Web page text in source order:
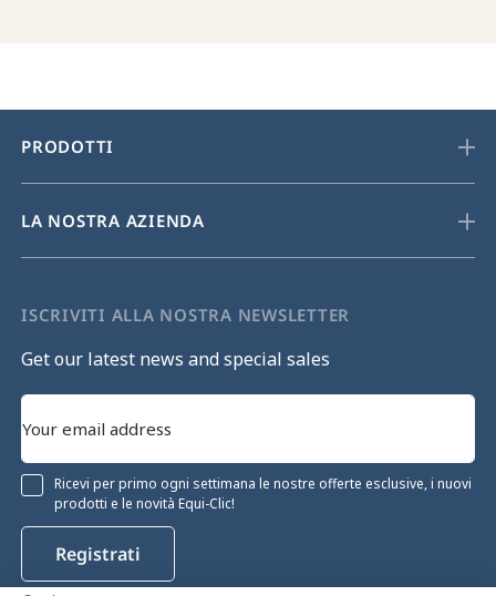
PRODOTTI
LA NOSTRA AZIENDA
ISCRIVITI ALLA NOSTRA NEWSLETTER
Get our latest news and special sales
Ricevi per primo ogni settimana le nostre offerte esclusive, i nuovi
prodotti e le novità Equi-Clic!
Registrati